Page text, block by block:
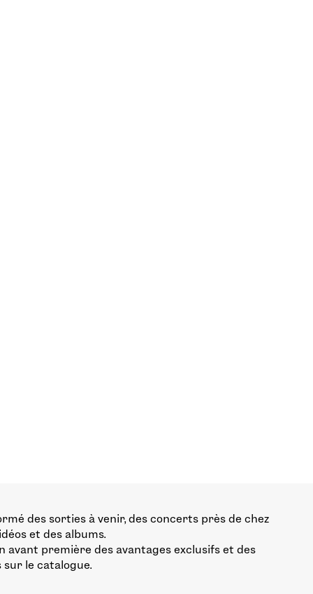
des sorties à venir, des concerts près de chez
et des albums.
avant première des avantages exclusifs et des
le catalogue.